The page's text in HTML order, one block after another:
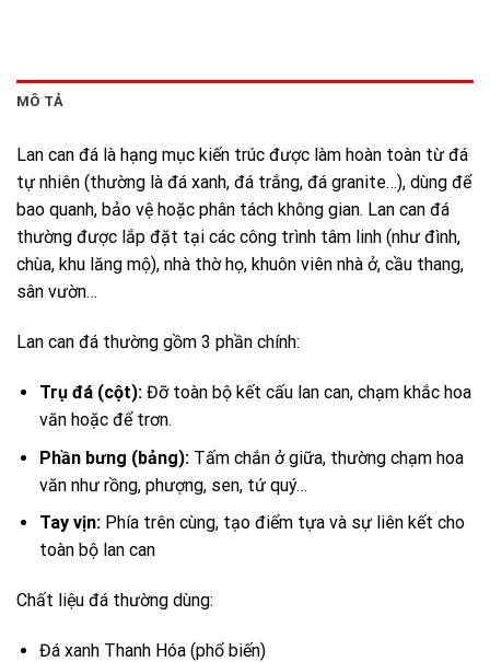
MÔ TẢ
Lan can đá là hạng mục kiến trúc được làm hoàn toàn từ đá
tự nhiên (thường là đá xanh, đá trắng, đá granite…), dùng để
bao quanh, bảo vệ hoặc phân tách không gian. Lan can đá
thường được lắp đặt tại các công trình tâm linh (như đình,
chùa, khu lăng mộ), nhà thờ họ, khuôn viên nhà ở, cầu thang,
sân vườn…
Lan can đá thường gồm 3 phần chính:
Trụ đá (cột):Đỡ toàn bộ kết cấu lan can, chạm khắc hoa
văn hoặc để trơn.
Phần bưng (bảng):Tấm chắn ở giữa, thường chạm hoa
văn như rồng, phượng, sen, tứ quý…
Tay vịn:Phía trên cùng, tạo điểm tựa và sự liên kết cho
toàn bộ lan can
Chất liệu đá thường dùng:
Đá xanh Thanh Hóa (phổ biến)